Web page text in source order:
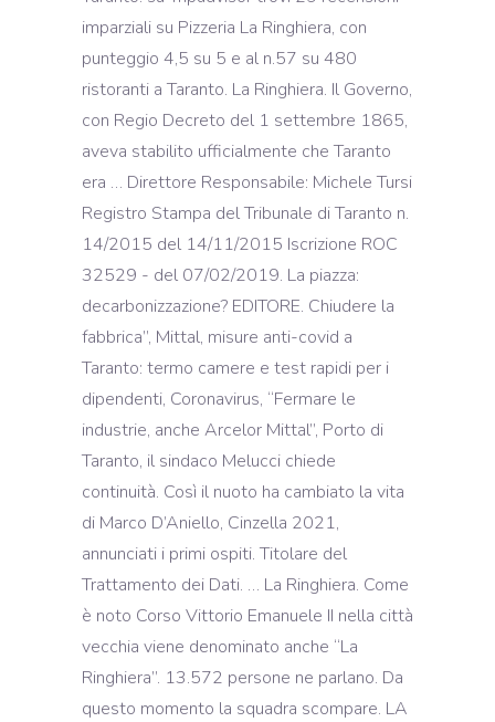
imparziali su Pizzeria La Ringhiera, con
punteggio 4,5 su 5 e al n.57 su 480
ristoranti a Taranto. La Ringhiera. Il Governo,
con Regio Decreto del 1 settembre 1865,
aveva stabilito ufficialmente che Taranto
era … Direttore Responsabile: Michele Tursi
Registro Stampa del Tribunale di Taranto n.
14/2015 del 14/11/2015 Iscrizione ROC
32529 - del 07/02/2019. La piazza:
decarbonizzazione? EDITORE. Chiudere la
fabbrica”, Mittal, misure anti-covid a
Taranto: termo camere e test rapidi per i
dipendenti, Coronavirus, “Fermare le
industrie, anche Arcelor Mittal”, Porto di
Taranto, il sindaco Melucci chiede
continuità. Così il nuoto ha cambiato la vita
di Marco D’Aniello, Cinzella 2021,
annunciati i primi ospiti. Titolare del
Trattamento dei Dati. … La Ringhiera. Come
è noto Corso Vittorio Emanuele II nella città
vecchia viene denominato anche “La
Ringhiera”. 13.572 persone ne parlano. Da
questo momento la squadra scompare. LA